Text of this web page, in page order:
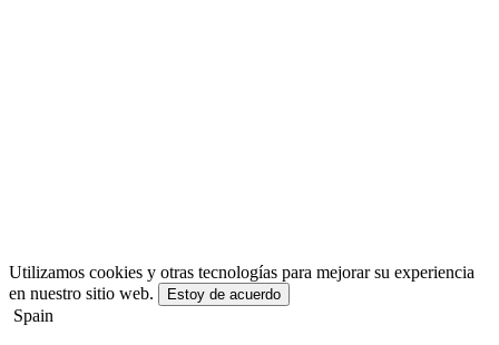
Utilizamos cookies y otras tecnologías para mejorar su experiencia
en nuestro sitio web.
Estoy de acuerdo
Spain